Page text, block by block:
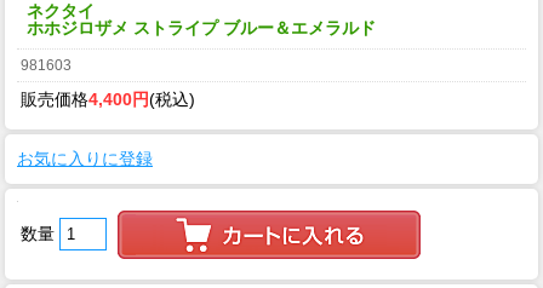
ネクタイ
ホホジロザメ ストライプ ブルー＆エメラルド
981603
販売価格4,400円(税込)
お気に入りに登録
数量